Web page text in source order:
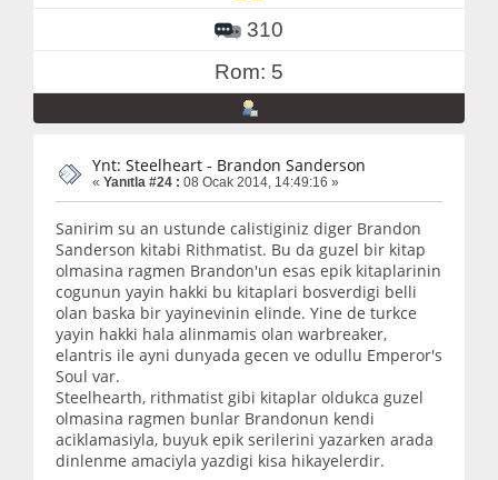
310
Rom: 5
Ynt: Steelheart - Brandon Sanderson
« Yanıtla #24 : 08 Ocak 2014, 14:49:16 »
Sanirim su an ustunde calistiginiz diger Brandon
Sanderson kitabi Rithmatist. Bu da guzel bir kitap
olmasina ragmen Brandon'un esas epik kitaplarinin
cogunun yayin hakki bu kitaplari bosverdigi belli
olan baska bir yayinevinin elinde. Yine de turkce
yayin hakki hala alinmamis olan warbreaker,
elantris ile ayni dunyada gecen ve odullu Emperor's
Soul var.
Steelhearth, rithmatist gibi kitaplar oldukca guzel
olmasina ragmen bunlar Brandonun kendi
aciklamasiyla, buyuk epik serilerini yazarken arada
dinlenme amaciyla yazdigi kisa hikayelerdir.